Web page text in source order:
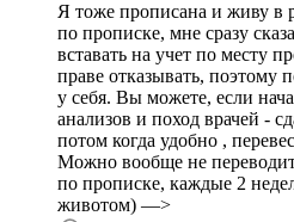
Я тоже прописана и живу в
по прописке, мне сразу
вставать на учет по месту
праве отказывать, поэтому
у себя. Вы можете, если
анализов и поход врачей -
потом когда удобно ,
Можно вообще не
по прописке, каждые 2
животом) —>